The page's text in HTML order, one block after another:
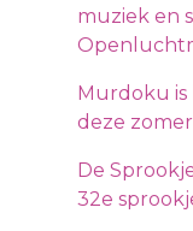
muziek en
Murdoku
deze zomer
De
32e